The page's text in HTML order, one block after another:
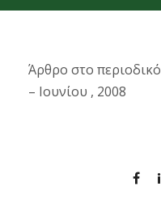
Άρθρο στο
– Ιουνίου , 2008